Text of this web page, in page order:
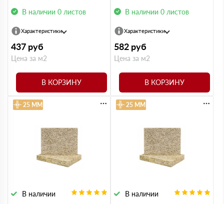
В наличии 0 листов
Характеристики
437 руб
Цена за м2
В КОРЗИНУ
В наличии 0 листов
Характеристики
582 руб
Цена за м2
В КОРЗИНУ
В наличии
25 ММ
В наличии
25 ММ